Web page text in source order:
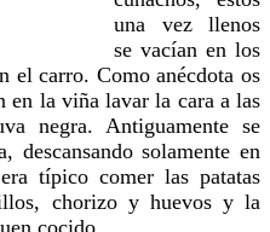
una vez llenos
se vacían en los
el carro. Como anécdota os
en la viña lavar la cara a las
negra. Antiguamente se
solamente en
típico comer las patatas
chorizo y huevos y la
cocido.